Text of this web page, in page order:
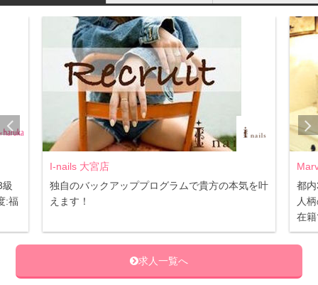
また、デカフェと同じようなものなのでしょうか？
ノンカフェインやカフェインフリーとは、実はコーヒーで
はありません。もともとカフェインが含まれていない、コ
ーヒー豆以外が原料の飲み物のことを指します。なので、
カフェインは全く含まれていません。
コーヒーや紅茶の原料にはカフェインが含まれています。
また、紅茶は「カメリアシネンシス」というツバキ科の植
物の葉が原料ですが、緑茶やウーロン茶も実は茶葉の発酵
の度合いが同じ葉が原料なのです。
ノンカフェインコーヒーはどのようなもの？
ラムで貴方の本気を叶
都内3店舗同時募集☆ 福利厚生充実
人柄の良いスタッフで職場環境◎
求人一覧へ